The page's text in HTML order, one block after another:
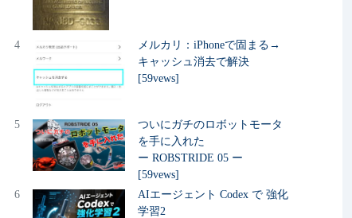
4
メルカリ：iPhoneで固まる→
キャッシュ消去で解決
[59vews]
5
ついにガチのロボットモータ
を手に入れた
ー ROBSTRIDE 05 ー
[59vews]
6
AIエージェント Codex で 強化
学習2